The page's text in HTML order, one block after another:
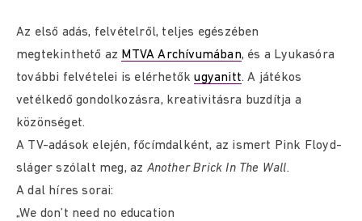
Az első adás, felvételről, teljes egészében
megtekinthető az MTVA Archívumában, és a Lyukasóra
további felvételei is elérhetőkugyanitt. A játékos
vetélkedő gondolkozásra, kreativitásra buzdítja a
közönséget.
A TV-adások elején, főcímdalként, az ismert Pink Floyd-
sláger szólalt meg, az Another Brick In The Wall.
A dal híres sorai:
„We don’t need no education